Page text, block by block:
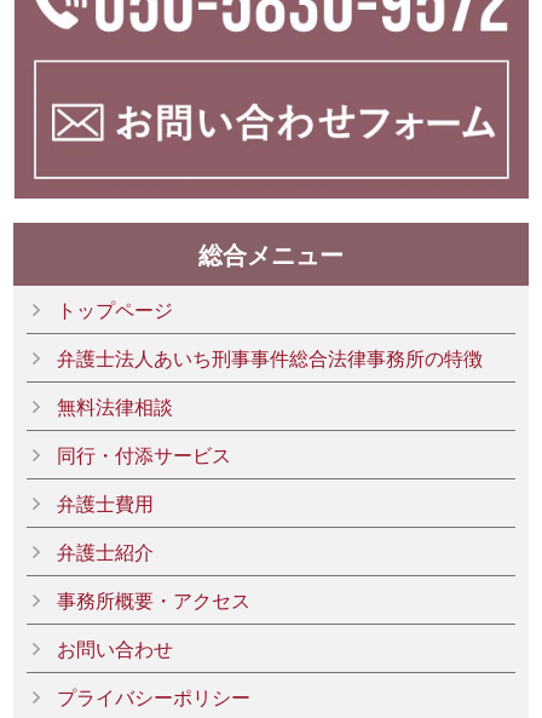
総合メニュー
トップページ
弁護士法人あいち刑事事件総合法律事務所の特徴
無料法律相談
同行・付添サービス
弁護士費用
弁護士紹介
事務所概要・アクセス
お問い合わせ
プライバシーポリシー